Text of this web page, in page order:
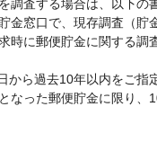
調査する場合は、以下の
金窓口で、現存調査（貯
時に郵便貯金に関する調
ら過去10年以内をご指
なった郵便貯金に限り、